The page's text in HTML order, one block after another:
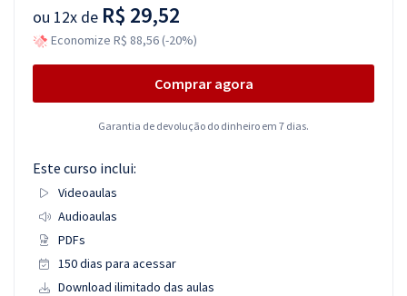
ou 12x de R$ 29,52
Economize R$ 88,56 (-20%)
Comprar agora
Garantia de devolução do dinheiro em 7 dias.
Este curso inclui:
Videoaulas
Audioaulas
PDFs
150 dias para acessar
Download ilimitado das aulas